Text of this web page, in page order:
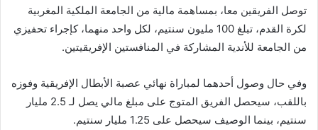
توصل الفريقين معا، بمساهمة مالية من الجامعة الملكية المغربية
لكرة القدم، تبلغ 100 مليون سنتيم، لكل واحد منهما، كإجراء تحفيزي
من الجامعة للأندية المشاركة في المنافستين الإفريقيتين.
وفي حال وصول أحدهما لمباراة نهائي عصبة الأبطال الإفريقية وفوزه
باللقب، سيحصل الفريق المتوج على مبلغ مالي يصل لـ 2.5 مليار
سنتيم، بينما الوصيف سيحصل على 1.25 مليار سنتيم.